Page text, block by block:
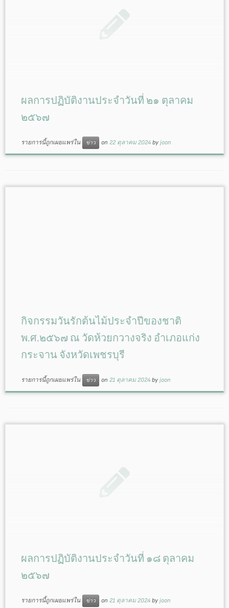
ผลการปฏิบัติงานประจำวันที่ ๒๑ ตุลาคม
๒๕๖๗
รายการนี้ถูกเผยแพร่ใน ข่าว on 22 ตุลาคม 2024 by joon
กิจกรรมวันรักต้นไม้ประจำปีของชาติ
พ.ศ.๒๕๖๗ ณ วัดห้วยกวางจริง อำเภอแก่ง
กระจาน จังหวัดเพชรบุรี
รายการนี้ถูกเผยแพร่ใน ข่าว on 21 ตุลาคม 2024 by joon
ผลการปฏิบัติงานประจำวันที่ ๑๘ ตุลาคม
๒๕๖๗
รายการนี้ถูกเผยแพร่ใน ข่าว on 21 ตุลาคม 2024 by joon